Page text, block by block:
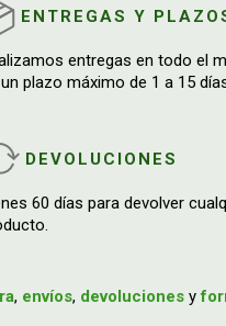
ENTREGAS Y
entregas en todo el
plazo máximo de 1 a 15
DEVOLUCIONES
60 días para devolver
, envíos, devoluciones y